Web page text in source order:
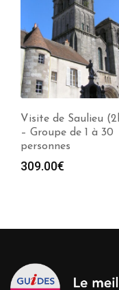
Visite de Saulieu
– Groupe de 1 à 30
personnes
309.00€